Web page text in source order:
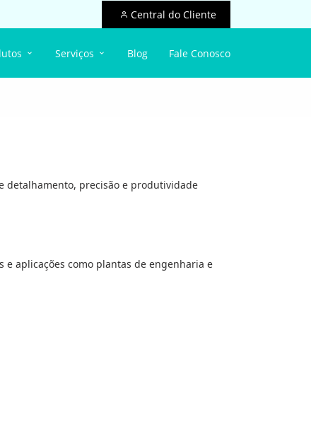
Central do Cliente
Serviços Blog Fale Conosco
detalhamento, precisão e produtividade
aplicações como plantas de engenharia e